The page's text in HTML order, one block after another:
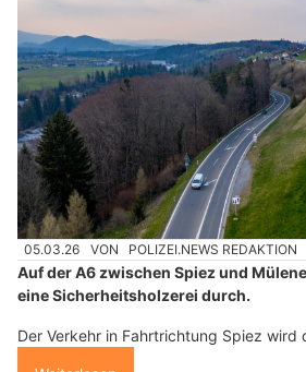
05.03.26 VON POLIZEI.NEWS REDAKTION
Auf der A6 zwischen Spiez und
eine Sicherheitsholzerei durch.
Der Verkehr in Fahrtrichtung Spiez wird